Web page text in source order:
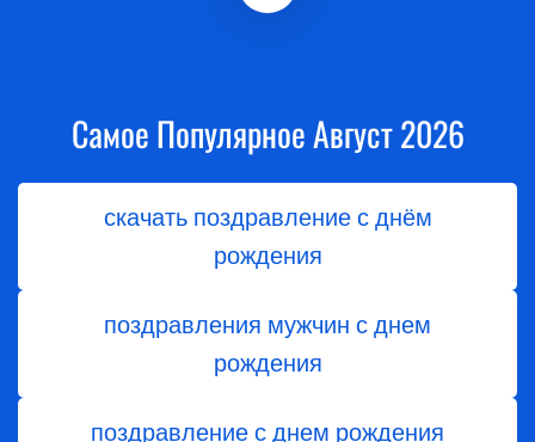
Самое Популярное Август 2026
скачать поздравление с днём
рождения
поздравления мужчин с днем
рождения
поздравление с днем рождения